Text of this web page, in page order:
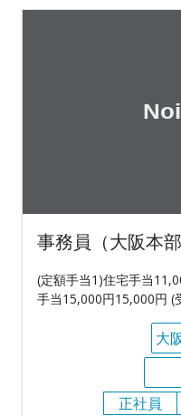
事務員（大阪本部
(定額手当1)住宅手当
手当15,000円15,000円 (
大
正社員